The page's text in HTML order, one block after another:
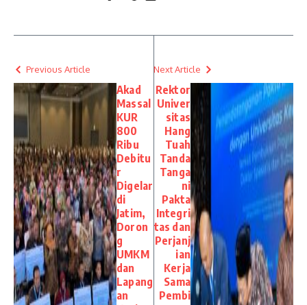
Previous Article
Akad
Massal
KUR
800
Ribu
Debitu
r
Digelar
di
Jatim,
Doron
g
UMKM
dan
Lapang
an
Next Article
Rektor
Univer
sitas
Hang
Tuah
Tanda
Tanga
ni
Pakta
Integri
tas dan
Perjanj
ian
Kerja
Sama
Pembi